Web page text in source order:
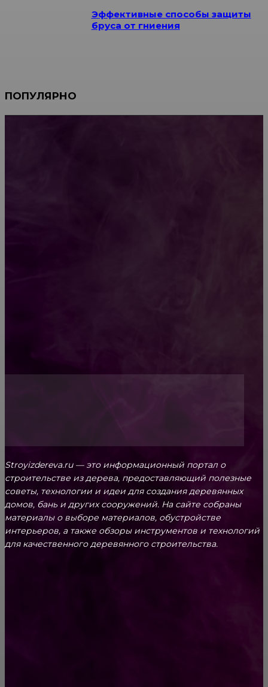
Эффективные способы защиты
бруса от гниения
ПОПУЛЯРНО
Stroyizdereva.ru — это информационный портал о
строительстве из дерева, предоставляющий полезные
советы, технологии и идеи для создания деревянных
домов, бань и других сооружений. На сайте собраны
материалы о выборе материалов, обустройстве
интерьеров, а также обзоры инструментов и технологий
для качественного деревянного строительства.